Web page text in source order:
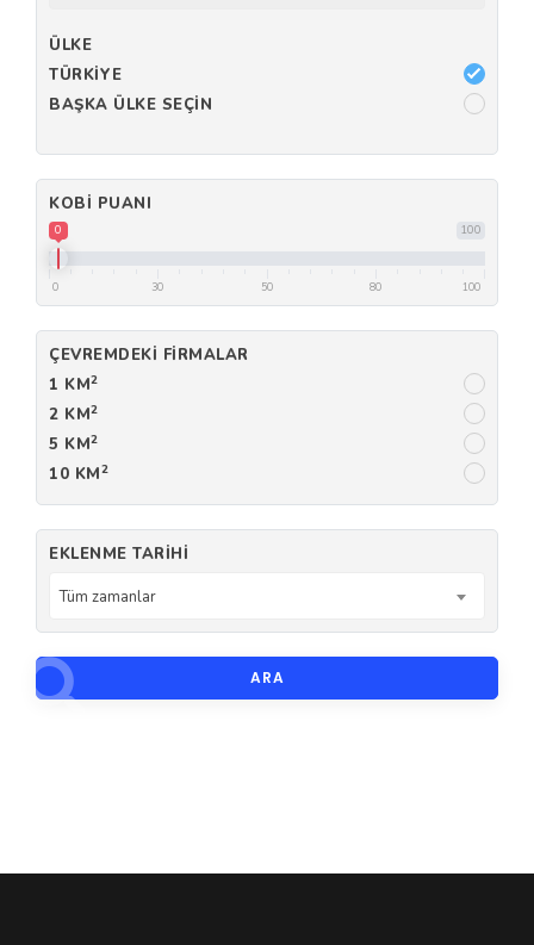
ÜLKE
TÜRKIYE
BAŞKA ÜLKE SEÇIN
KOBI PUANI
100
0
0 30 50 80 100
ÇEVREMDEKI FIRMALAR
1 KM2
2 KM2
5 KM2
10 KM2
EKLENME TARIHI
Tüm zamanlar
ARA